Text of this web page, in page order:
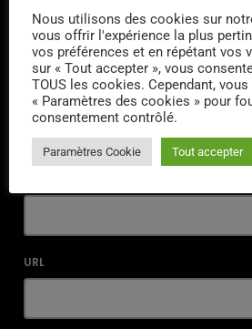
NOM*
URL
Nous utilisons des cookies sur
vous offrir l'expérience la plus
vos préférences et en répétant vos
sur « Tout accepter », vous
TOUS les cookies. Cependant,
« Paramètres des cookies » pour
consentement contrôlé.
Paramètres Cookie Tout accepter